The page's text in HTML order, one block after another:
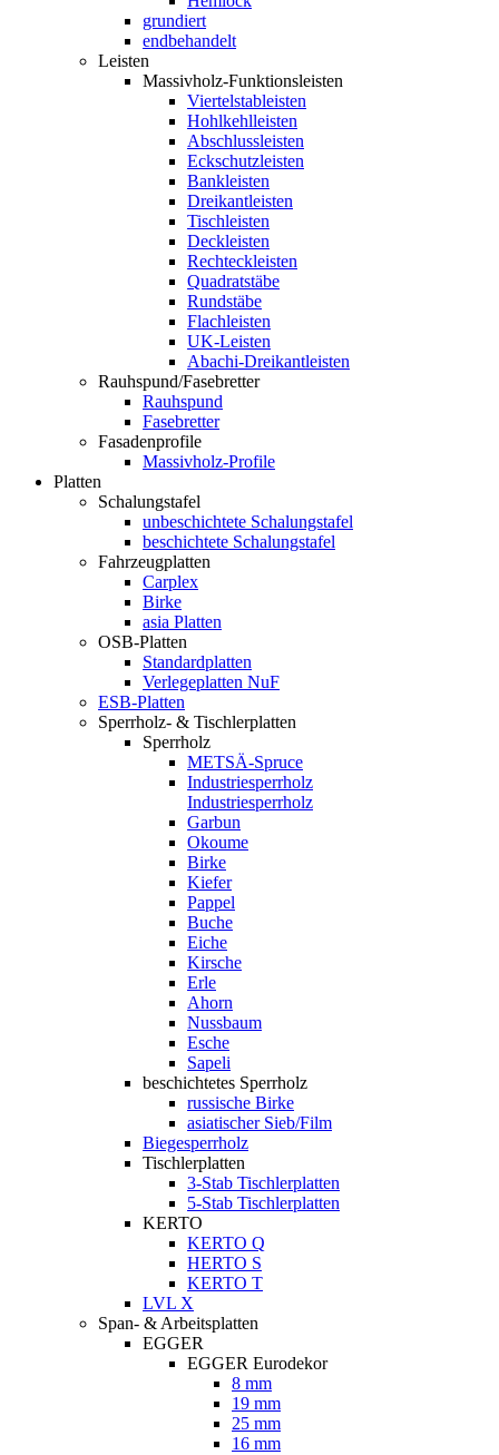
grundiert
endbehandelt
Leisten
Massivholz-Funktionsleisten
Viertelstableisten
Hohlkehlleisten
Abschlussleisten
Eckschutzleisten
Bankleisten
Dreikantleisten
Tischleisten
Deckleisten
Rechteckleisten
Quadratstäbe
Rundstäbe
Flachleisten
UK-Leisten
Abachi-Dreikantleisten
Rauhspund/Fasebretter
Rauhspund
Fasebretter
Fasadenprofile
Massivholz-Profile
Platten
Schalungstafel
unbeschichtete Schalungstafel
beschichtete Schalungstafel
Fahrzeugplatten
Carplex
Birke
asia Platten
OSB-Platten
Standardplatten
Verlegeplatten NuF
ESB-Platten
Sperrholz- & Tischlerplatten
Sperrholz
METSÄ-Spruce
Industriesperrholz
Industriesperrholz
Garbun
Okoume
Birke
Kiefer
Pappel
Buche
Eiche
Kirsche
Erle
Ahorn
Nussbaum
Esche
Sapeli
beschichtetes Sperrholz
russische Birke
asiatischer Sieb/Film
Biegesperrholz
Tischlerplatten
3-Stab Tischlerplatten
5-Stab Tischlerplatten
KERTO
KERTO Q
HERTO S
KERTO T
LVL X
Span- & Arbeitsplatten
EGGER
EGGER Eurodekor
8 mm
19 mm
25 mm
16 mm